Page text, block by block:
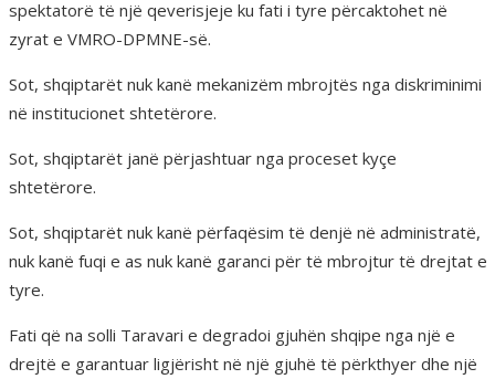
spektatorë të një qeverisjeje ku fati i tyre përcaktohet në
zyrat e VMRO-DPMNE-së.
Sot, shqiptarët nuk kanë mekanizëm mbrojtës nga diskriminimi
në institucionet shtetërore.
Sot, shqiptarët janë përjashtuar nga proceset kyçe
shtetërore.
Sot, shqiptarët nuk kanë përfaqësim të denjë në administratë,
nuk kanë fuqi e as nuk kanë garanci për të mbrojtur të drejtat e
tyre.
Fati që na solli Taravari e degradoi gjuhën shqipe nga një e
drejtë e garantuar ligjërisht në një gjuhë të përkthyer dhe një